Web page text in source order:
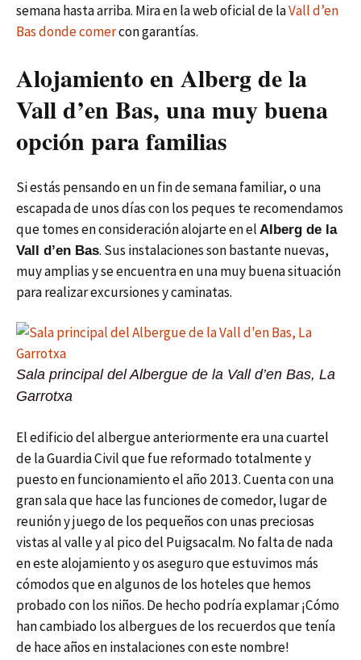
semana hasta arriba. Mira en la web oficial de laVall d’en
Bas donde comercon garantías.
Alojamiento en Alberg de la
Vall d’en Bas, una muy buena
opción para familias
Si estás pensando en un fin de semana familiar, o una
escapada de unos días con los peques te recomendamos
que tomes en consideración alojarte en el Alberg de la
Vall d’en Bas. Sus instalaciones son bastante nuevas,
muy amplias y se encuentra en una muy buena situación
para realizar excursiones y caminatas.
Sala principal del Albergue de la Vall d’en Bas, La
Garrotxa
El edificio del albergue anteriormente era una cuartel
de la Guardia Civil que fue reformado totalmente y
puesto en funcionamiento el año 2013. Cuenta con una
gran sala que hace las funciones de comedor, lugar de
reunión y juego de los pequeños con unas preciosas
vistas al valle y al pico del Puigsacalm. No falta de nada
en este alojamiento y os aseguro que estuvimos más
cómodos que en algunos de los hoteles que hemos
probado con los niños. De hecho podría explamar ¡Cómo
han cambiado los albergues de los recuerdos que tenía
de hace años en instalaciones con este nombre!